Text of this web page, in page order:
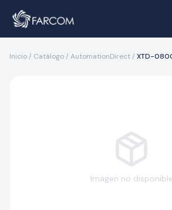
Inicio / Catálogo / AutomationDirect / XTD-
Imagen no disponible